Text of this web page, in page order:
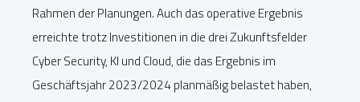
Rahmen der Planungen. Auch das operative Ergebnis
erreichte trotz Investitionen in die drei Zukunftsfelder
Cyber Security, KI und Cloud, die das Ergebnis im
Geschäftsjahr 2023/2024 planmäßig belastet haben,